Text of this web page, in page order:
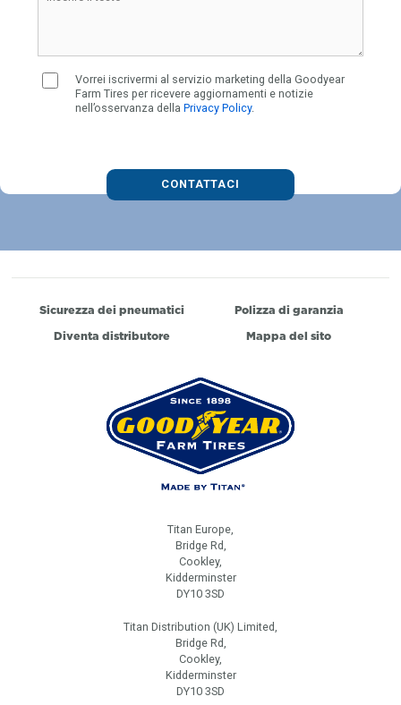
Vorrei iscrivermi al servizio marketing della Goodyear
Farm Tires per ricevere aggiornamenti e notizie
nell’osservanza della Privacy Policy.
Sicurezza dei pneumatici
Polizza di garanzia
Diventa distributore
Mappa del sito
Titan Europe,
Bridge Rd,
Cookley,
Kidderminster
DY10 3SD
Titan Distribution (UK) Limited,
Bridge Rd,
Cookley,
Kidderminster
DY10 3SD